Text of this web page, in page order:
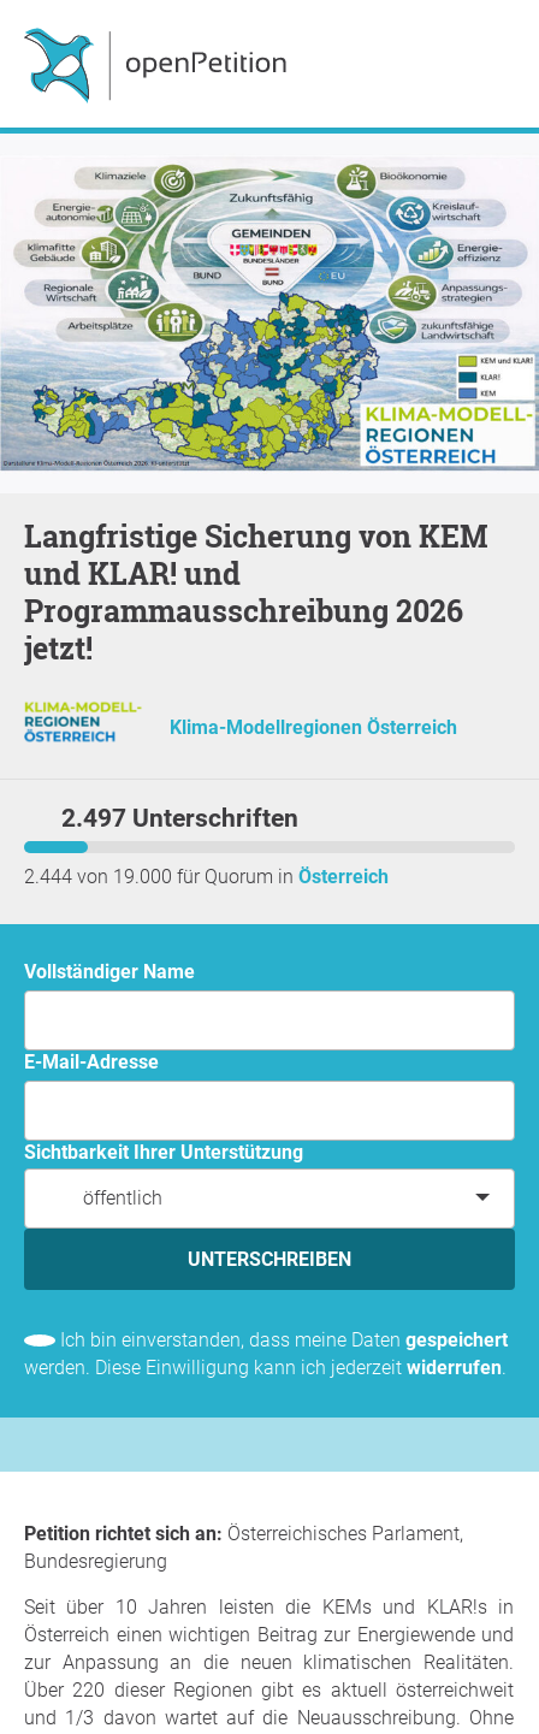
Langfristige Sicherung von KEM
und KLAR! und
Programmausschreibung 2026
jetzt!
Klima-Modellregionen Österreich
2.497 Unterschriften
2.444 von 19.000 für Quorum in Österreich
Vollständiger Name
E-Mail-Adresse
Sichtbarkeit Ihrer Unterstützung
öffentlich
UNTERSCHREIBEN
Ich bin einverstanden, dass meine Daten gespeichert
werden. Diese Einwilligung kann ich jederzeit widerrufen.
Petition richtet sich an: Österreichisches Parlament,
Bundesregierung
Seit über 10 Jahren leisten die KEMs und KLAR!s in
Österreich einen wichtigen Beitrag zur Energiewende und
zur Anpassung an die neuen klimatischen Realitäten.
Über 220 dieser Regionen gibt es aktuell österreichweit
und 1/3 davon wartet auf die Neuausschreibung. Ohne